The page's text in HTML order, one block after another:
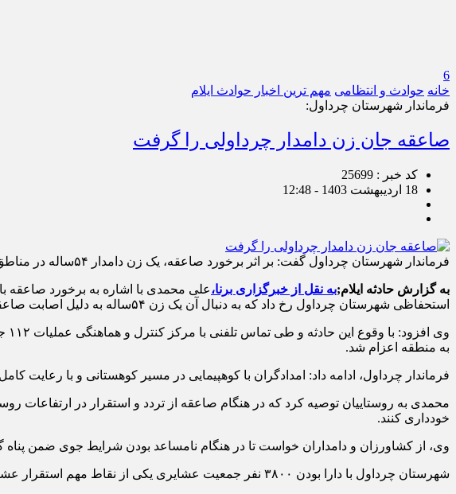
6
خانه حوادث و انتظامی مهم ترین اخبار حوادث ایلام
فرماندار شهرستان چرداول:
صاعقه جان زن دامدار چرداولی را گرفت
کد خبر : 25699
18 اردیبهشت 1403 - 12:48
فرماندار شهرستان چرداول گفت: بر اثر برخورد صاعقه، یک زن دامدار ۵۴ساله در مناطق عشایری این شهرستان جان خود را از دست داد.
به گزارش حادثه ایلام;به نقل از خبرگزاری برنا،
استحفاظی شهرستان چرداول رخ داد که به دنبال آن یک زن ۵۴ساله به دلیل اصابت صاعقه جان خود را از دست داد.
به منطقه اعزام شد.
فرماندار چرداول، ادامه داد: امدادگران با کوهپیمایی در مسیر کوهستانی و با رعایت
محمدی به روستاییان توصیه کرد که در هنگام صاعقه از تردد و استقرار در
خودداری کنند.
وی، از کشاورزان و دامداران خواست تا در هنگام نامساعد بودن شرایط جوی ضمن
شهرستان چرداول با دارا بودن ۳۸۰۰ نفر جمعیت عشایری یکی از نقاط مهم استقرار عشایر استان به شمار می‌رود.